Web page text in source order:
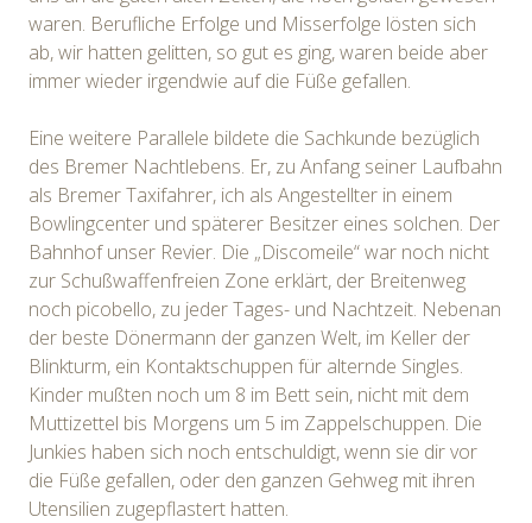
waren. Berufliche Erfolge und Misserfolge lösten sich
ab, wir hatten gelitten, so gut es ging, waren beide aber
immer wieder irgendwie auf die Füße gefallen.
Eine weitere Parallele bildete die Sachkunde bezüglich
des Bremer Nachtlebens. Er, zu Anfang seiner Laufbahn
als Bremer Taxifahrer, ich als Angestellter in einem
Bowlingcenter und späterer Besitzer eines solchen. Der
Bahnhof unser Revier. Die „Discomeile“ war noch nicht
zur Schußwaffenfreien Zone erklärt, der Breitenweg
noch picobello, zu jeder Tages- und Nachtzeit. Nebenan
der beste Dönermann der ganzen Welt, im Keller der
Blinkturm, ein Kontaktschuppen für alternde Singles.
Kinder mußten noch um 8 im Bett sein, nicht mit dem
Muttizettel bis Morgens um 5 im Zappelschuppen. Die
Junkies haben sich noch entschuldigt, wenn sie dir vor
die Füße gefallen, oder den ganzen Gehweg mit ihren
Utensilien zugepflastert hatten.